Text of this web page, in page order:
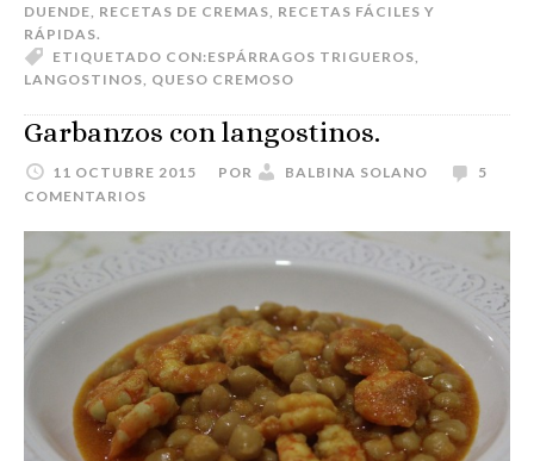
DUENDE, RECETAS DE CREMAS, RECETAS FÁCILES Y
RÁPIDAS.
ETIQUETADO CON:ESPÁRRAGOS TRIGUEROS,
LANGOSTINOS, QUESO CREMOSO
Garbanzos con langostinos.
11 OCTUBRE 2015 POR BALBINA SOLANO
5
COMENTARIOS